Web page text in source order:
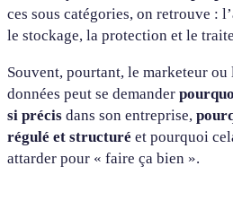
ces sous catégories, on retrouve :
le stockage, la protection et le
Souvent, pourtant, le marketeur ou
données peut se demander
si précis dans son entreprise,
régulé et structuré et pourquoi
attarder pour « faire ça bien ».